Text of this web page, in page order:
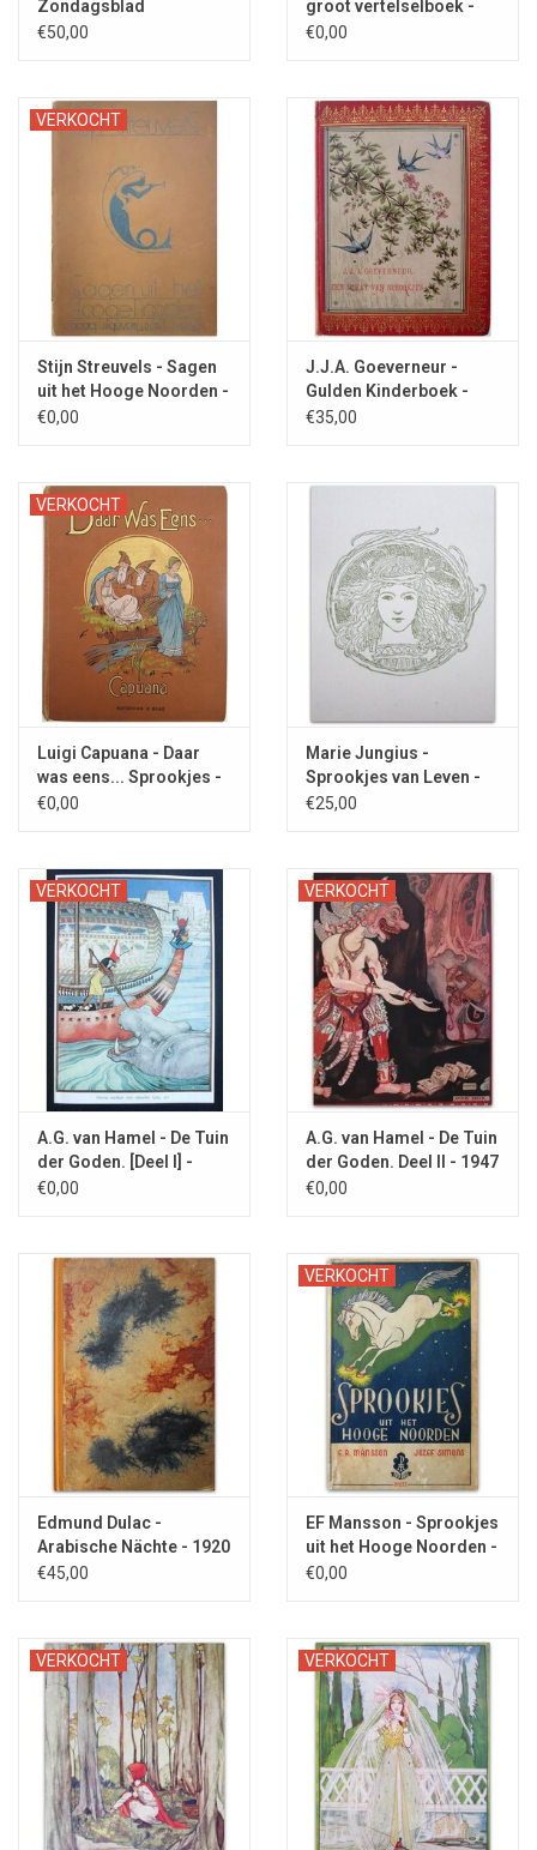
Zondagsblad
Arnhemsche Courant:
€50,00
groot vertelselboek -
1922
€0,00
VERKOCHT
Stijn Streuvels - Sagen
uit het Hooge Noorden -
1934
€0,00
J.J.A. Goeverneur -
Gulden Kinderboek -
[ca. 1888]
€35,00
VERKOCHT
Luigi Capuana - Daar
was eens... Sprookjes -
1896
€0,00
Marie Jungius -
Sprookjes van Leven -
1899
€25,00
VERKOCHT
A.G. van Hamel - De Tuin
der Goden. [Deel I] -
1940
€0,00
VERKOCHT
A.G. van Hamel - De Tuin
der Goden. Deel II - 1947
€0,00
Edmund Dulac -
Arabische Nächte - 1920
€45,00
VERKOCHT
EF Mansson - Sprookjes
uit het Hooge Noorden -
1942
€0,00
VERKOCHT VERKOCHT